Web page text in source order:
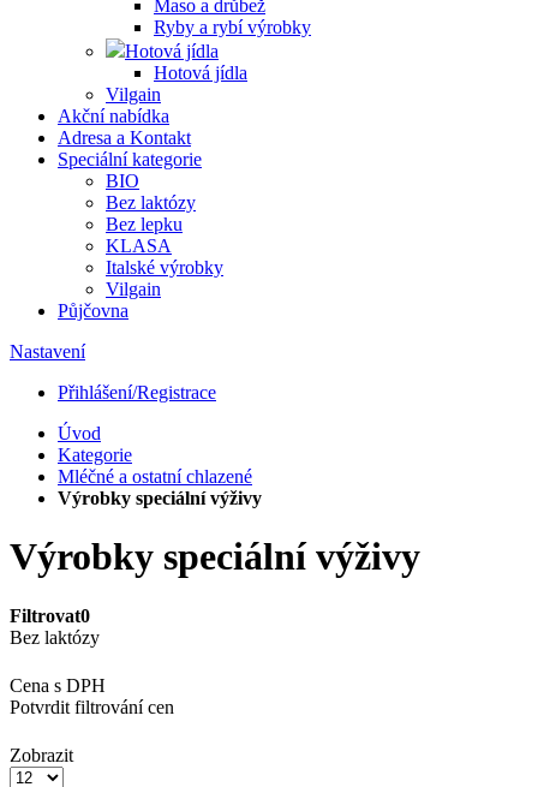
Maso a drůbež
Ryby a rybí výrobky
Hotová jídla
Hotová jídla
Vilgain
Akční nabídka
Adresa a Kontakt
Speciální kategorie
BIO
Bez laktózy
Bez lepku
KLASA
Italské výrobky
Vilgain
Půjčovna
Nastavení
Přihlášení/Registrace
Úvod
Kategorie
Mléčné a ostatní chlazené
Výrobky speciální výživy
Výrobky speciální výživy
Filtrovat0
Bez laktózy
Cena s DPH
Potvrdit filtrování cen
Zobrazit